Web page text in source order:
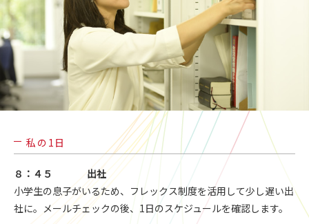
私の1日
８：４５
出社
小学生の息子がいるため、フレックス制度を活用して少し遅い出
社に。メールチェックの後、1日のスケジュールを確認します。